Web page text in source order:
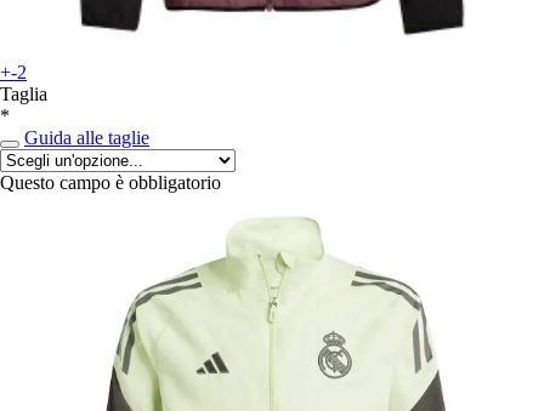
+-2
Taglia
*
Guida alle taglie
Questo campo è obbligatorio